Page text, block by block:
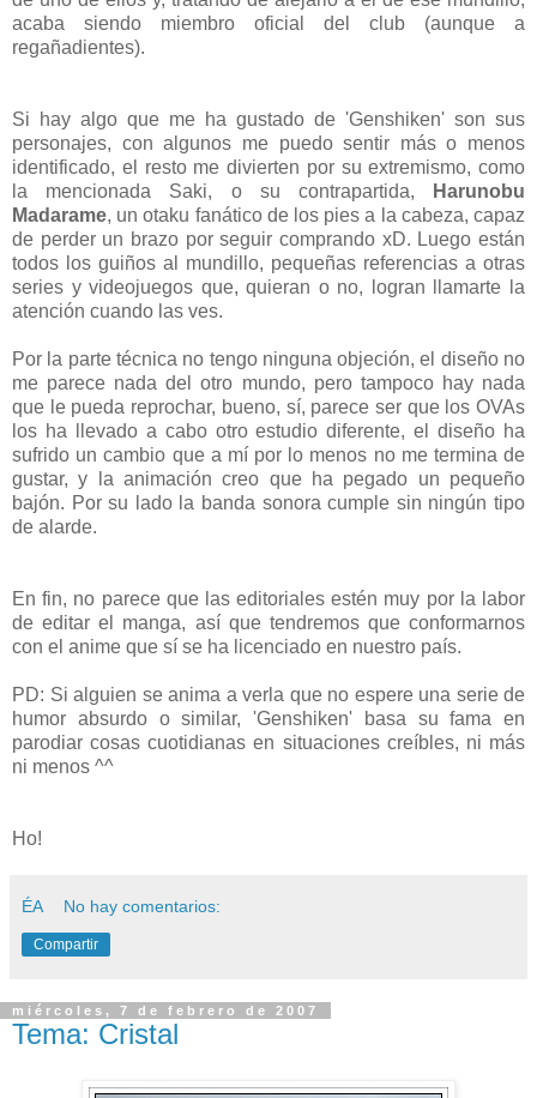
acaba siendo miembro oficial del club (aunque a
regañadientes).
Si hay algo que me ha gustado de 'Genshiken' son sus
personajes, con algunos me puedo sentir más o menos
identificado, el resto me divierten por su extremismo, como
la mencionada Saki, o su contrapartida,
Harunobu
Madarame, un otaku fanático de los pies a la cabeza, capaz
de perder un brazo por seguir comprando xD. Luego están
todos los guiños al mundillo, pequeñas referencias a otras
series y videojuegos que, quieran o no, logran llamarte la
atención cuando las ves.
Por la parte técnica no tengo ninguna objeción, el diseño no
me parece nada del otro mundo, pero tampoco hay nada
que le pueda reprochar, bueno, sí, parece ser que los OVAs
los ha llevado a cabo otro estudio diferente, el diseño ha
sufrido un cambio que a mí por lo menos no me termina de
gustar, y la animación creo que ha pegado un pequeño
bajón. Por su lado la banda sonora cumple sin ningún tipo
de alarde.
En fin, no parece que las editoriales estén muy por la labor
de editar el manga, así que tendremos que conformarnos
con el anime que sí se ha licenciado en nuestro país.
PD: Si alguien se anima a verla que no espere una serie de
humor absurdo o similar, 'Genshiken' basa su fama en
parodiar cosas cuotidianas en situaciones creíbles, ni más
ni menos ^^
Ho!
ÉA No hay comentarios:
Compartir
miércoles, 7 de febrero de 2007
Tema: Cristal